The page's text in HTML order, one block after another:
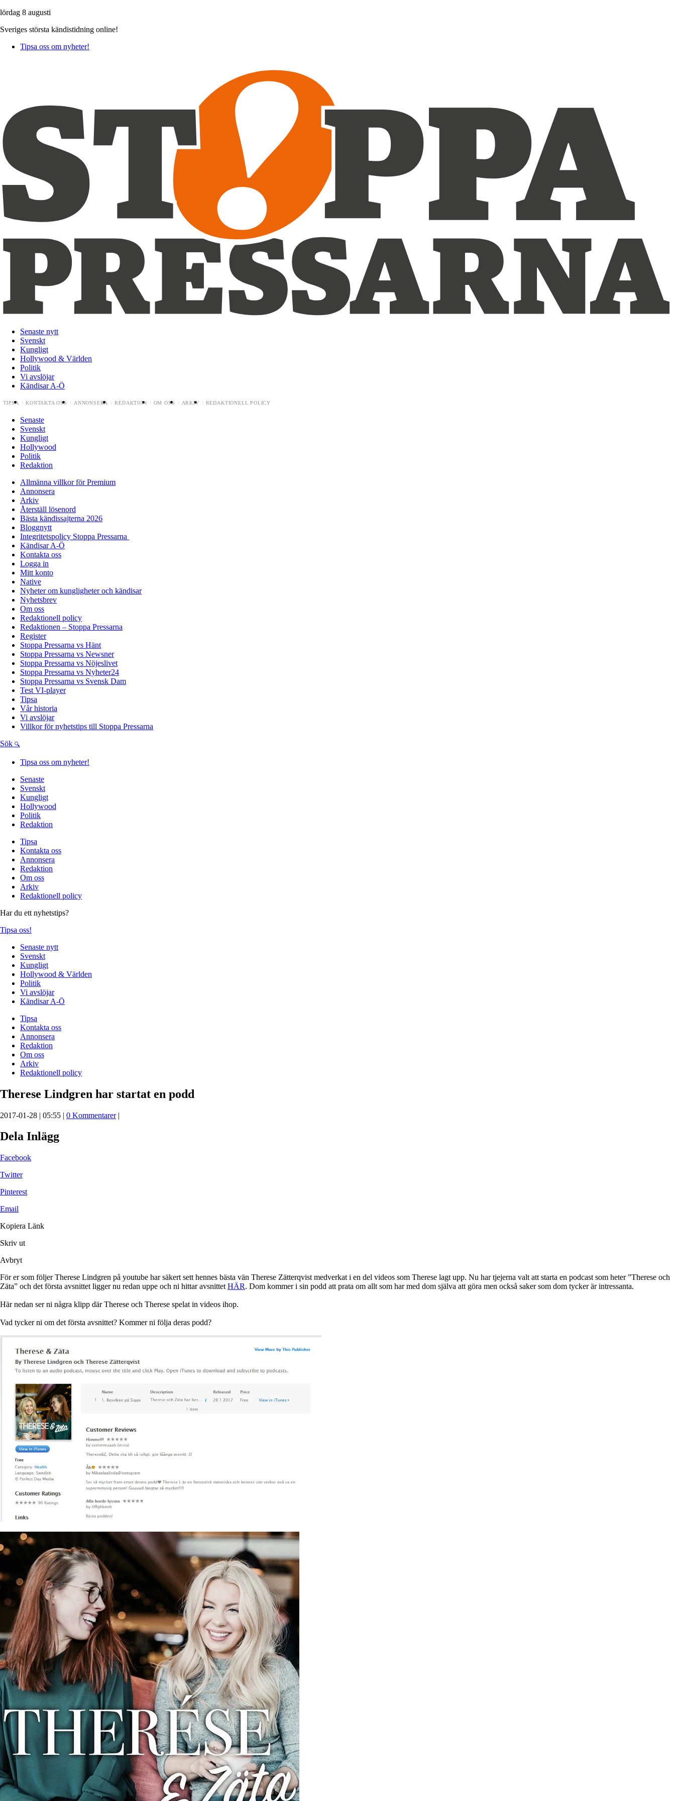
lördag 8 augusti
Sveriges största kändistidning online!
Tipsa oss om nyheter!
Senaste nytt
Svenskt
Kungligt
Hollywood & Världen
Politik
Vi avslöjar
Kändisar A-Ö
TIPSA KONTAKTA OSS ANNONSERA REDAKTION OM OSS ARKIV REDAKTIONELL POLICY
Senaste
Svenskt
Kungligt
Hollywood
Politik
Redaktion
Allmänna villkor för Premium
Annonsera
Arkiv
Återställ lösenord
Bästa kändissajterna 2026
Bloggnytt
Integritetspolicy Stoppa Pressarna
Kändisar A-Ö
Kontakta oss
Logga in
Mitt konto
Native
Nyheter om kungligheter och kändisar
Nyhetsbrev
Om oss
Redaktionell policy
Redaktionen – Stoppa Pressarna
Register
Stoppa Pressarna vs Hänt
Stoppa Pressarna vs Newsner
Stoppa Pressarna vs Nöjeslivet
Stoppa Pressarna vs Nyheter24
Stoppa Pressarna vs Svensk Dam
Test VI-player
Tipsa
Vår historia
Vi avslöjar
Villkor för nyhetstips till Stoppa Pressarna
Sök
Tipsa oss om nyheter!
Senaste
Svenskt
Kungligt
Hollywood
Politik
Redaktion
Tipsa
Kontakta oss
Annonsera
Redaktion
Om oss
Arkiv
Redaktionell policy
Har du ett nyhetstips?
Tipsa oss!
Senaste nytt
Svenskt
Kungligt
Hollywood & Världen
Politik
Vi avslöjar
Kändisar A-Ö
Tipsa
Kontakta oss
Annonsera
Redaktion
Om oss
Arkiv
Redaktionell policy
Therese Lindgren har startat en podd
2017-01-28 | 05:55 | 0 Kommentarer|
Dela Inlägg
Facebook
Twitter
Pinterest
Email
Kopiera Länk
Skriv ut
Avbryt
För er som följer Therese Lindgren på youtube har säkert sett hennes bästa vän Therese Zätterqvist medverkat i en del videos som Therese lagt upp. Nu har tjejerna valt att starta en podcast som heter ”Therese och
Zäta” och det första avsnittet ligger nu redan uppe och ni hittar avsnittet HÄR. Dom kommer i sin podd att prata om allt som har med dom själva att göra men också saker som dom tycker är intressanta.
Här nedan ser ni några klipp där Therese och Therese spelat in videos ihop.
Vad tycker ni om det första avsnittet? Kommer ni följa deras podd?